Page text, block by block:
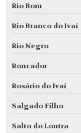
Rio Bom
Rio Branco do Ivaí
Rio Negro
Roncador
Rosário do Ivaí
Salgado Filho
Salto do Lontra